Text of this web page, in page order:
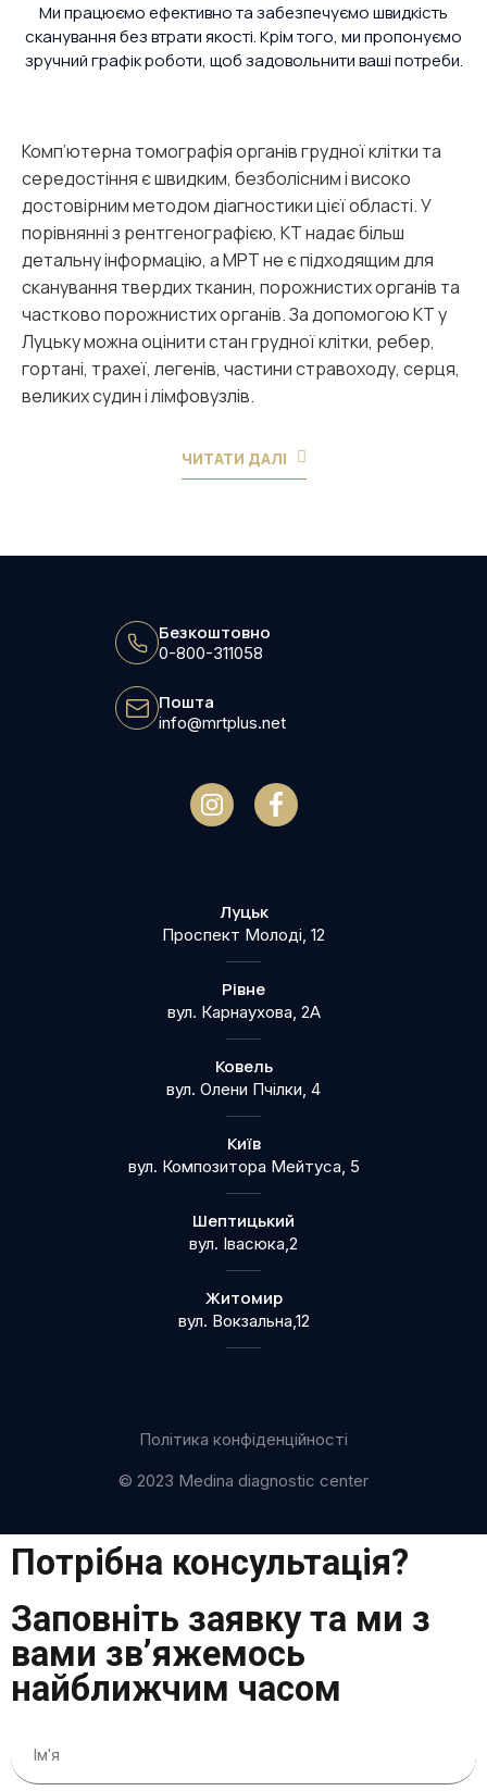
Ми працюємо ефективно та забезпечуємо швидкість
сканування без втрати якості. Крім того, ми пропонуємо
зручний графік роботи, щоб задовольнити ваші потреби.
Комп’ютерна томографія органів грудної клітки та
середостіння є швидким, безболісним і високо
достовірним методом діагностики цієї області. У
порівнянні з рентгенографією, КТ надає більш
детальну інформацію, а МРТ не є підходящим для
сканування твердих тканин, порожнистих органів та
частково порожнистих органів. За допомогою КТ у
Луцьку можна оцінити стан грудної клітки, ребер,
гортані, трахеї, легенів, частини стравоходу, серця,
великих судин і лімфовузлів.
ЧИТАТИ ДАЛІ
Безкоштовно
0-800-311058
Пошта
info@mrtplus.net
Луцьк
Проспект Молоді, 12
Рівне
вул. Карнаухова, 2А
Ковель
вул. Олени Пчілки, 4
Київ
вул. Композитора Мейтуса, 5
Шептицький
вул. Івасюка,2
Житомир
вул. Вокзальна,12
Політика конфіденційності
© 2023 Medina diagnostic center
Потрібна консультація?
Заповніть заявку та ми з
вами зв’яжемось
найближчим часом